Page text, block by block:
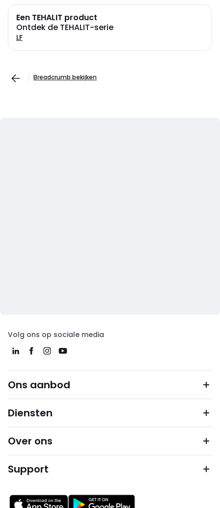
Een TEHALIT product
Ontdek de TEHALIT-serie
LF
Breadcrumb bekijken
Volg ons op sociale media
Ons aanbod
Diensten
Over ons
Support